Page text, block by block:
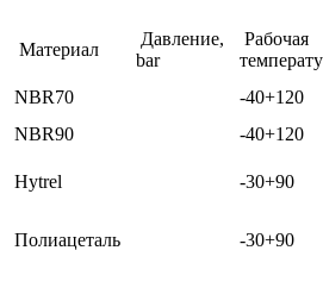
Материал
Давление,
bar
Рабочая
NBR70
-40+120
NBR90 -40+120
Hytrel -30+90
Полиацеталь -30+90